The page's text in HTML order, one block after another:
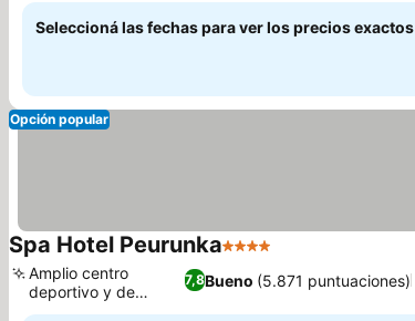
Seleccioná las fechas para ver los precios exactos
Opción popular
Spa Hotel Peurunka4 Estrellas
7,8Bueno (5.871 puntuaciones)
Amplio centro
deportivo y de
fitness